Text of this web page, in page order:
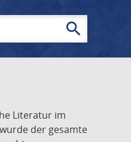
search
Literatur im
der gesamte